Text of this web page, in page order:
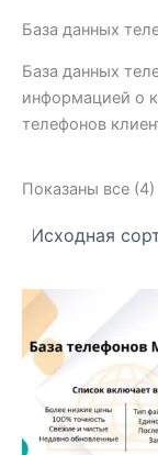
База данных
База данных
информацией о
телефонов
Показаны все (4)